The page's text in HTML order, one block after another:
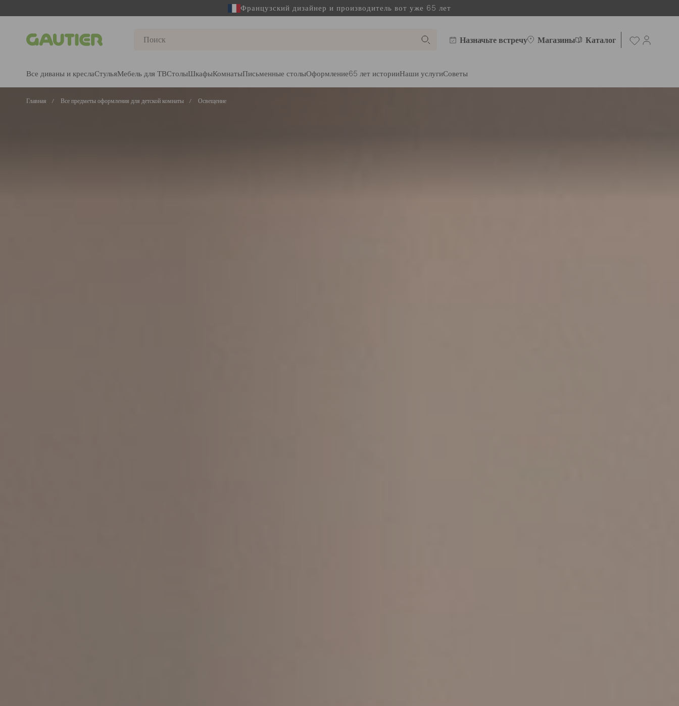
Французский дизайнер и производитель вот уже 65 лет
Gautier Назначьте встречу Магазины Каталог
Все диваны и креслаСтульяМебель для ТВСтолыШкафыКомнатыПисьменные столыОформление65 лет историиНаши услугиСоветы
Главная Все предметы оформления для детской комнаты Освещение